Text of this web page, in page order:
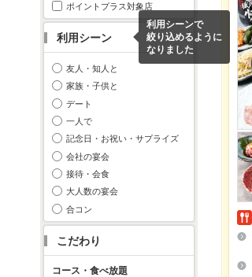
ポイントプラス対象店
利用シーン
利用シーンで
絞り込めるように
なりました
友人・知人と
家族・子供と
デート
一人で
記念日・お祝い・サプライズ
会社の宴会
接待・会食
大人数の宴会
合コン
こだわり
コース・食べ放題